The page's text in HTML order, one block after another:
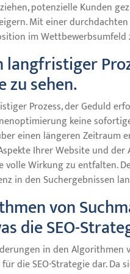
potenzielle Kunden
Mit einer
im
langfristiger
zu sehen.
Prozess, der Geduld
keine
einen längeren Zeitraum
Ihrer Website und
volle Wirkung zu entfalten.
in den Suchergebnissen
von
die SEO-
in den Algorithmen
die SEO-Strategie dar. Da